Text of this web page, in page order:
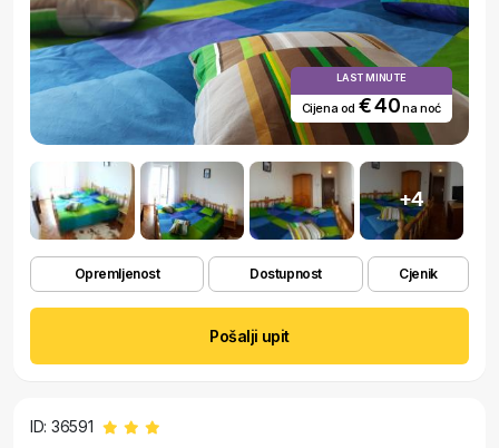
LAST MINUTE
Cijena od € 40na noć
+4
Opremljenost Dostupnost Cjenik
Pošalji upit
ID: 36591